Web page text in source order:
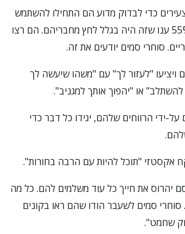
כדי לבדוק מדוע הם התחילו להשתמש
בסמים מלכתחילה, 55% ענו שזה היה בגלל לחץ מחבריהם. הם רצו
סוחרי סמים יודעים את זה.
ויציעו "לעזור לך" עם "משהו שיעשה לך
או "יהפוך אותך למגניב".
על-ידי הרווחים שלהם, יגידו כל דבר כדי
אקסטזי "תוכל להיות עם הרבה בחורות".
יהרוס את חייך כל עוד משלמים להם. כל מה
סמים לשעבר הודו שהם ראו בקונים
שחמט".